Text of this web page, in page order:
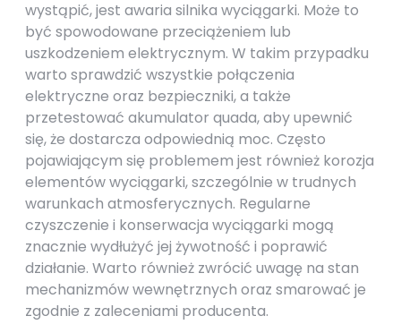
wystąpić, jest awaria silnika wyciągarki. Może to
być spowodowane przeciążeniem lub
uszkodzeniem elektrycznym. W takim przypadku
warto sprawdzić wszystkie połączenia
elektryczne oraz bezpieczniki, a także
przetestować akumulator quada, aby upewnić
się, że dostarcza odpowiednią moc. Często
pojawiającym się problemem jest również korozja
elementów wyciągarki, szczególnie w trudnych
warunkach atmosferycznych. Regularne
czyszczenie i konserwacja wyciągarki mogą
znacznie wydłużyć jej żywotność i poprawić
działanie. Warto również zwrócić uwagę na stan
mechanizmów wewnętrznych oraz smarować je
zgodnie z zaleceniami producenta.